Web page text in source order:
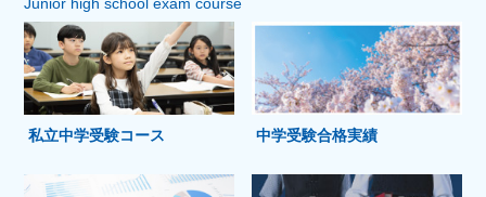
Junior high school exam course
私立中学受験コース 中学受験合格実績